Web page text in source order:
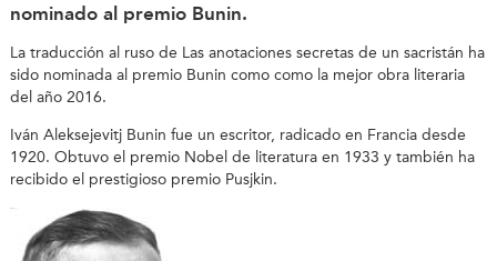
nominado al premio Bunin.
La traducción al ruso de Las anotaciones secretas de un sacristán ha
sido nominada al premio Bunin como como la mejor obra literaria
del año 2016.
Iván Aleksejevitj Bunin fue un escritor, radicado en Francia desde
1920. Obtuvo el premio Nobel de literatura en 1933 y también ha
recibido el prestigioso premio Pusjkin.